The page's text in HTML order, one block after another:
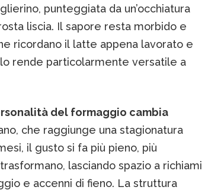
punteggiata da un’occhiatura
liscia. Il sapore resta morbido e
ricordano il latte appena lavorato e
rende particolarmente versatile a
del formaggio cambia
che raggiunge una stagionatura
il gusto si fa più pieno, più
lasciando spazio a richiami
e accenni di fieno. La struttura